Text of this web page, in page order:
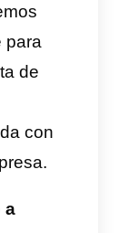
la usamos
potencial en
clientes.
a esto se
serio hacer
y